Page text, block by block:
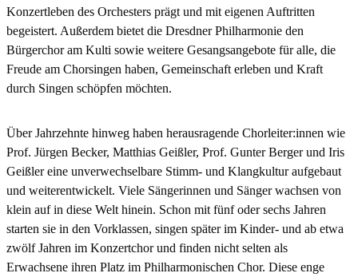
Konzertleben des Orchesters prägt und mit eigenen Auftritten
begeistert. Außerdem bietet die Dresdner Philharmonie den
Bürgerchor am Kulti sowie weitere Gesangsangebote für alle, die
Freude am Chorsingen haben, Gemeinschaft erleben und Kraft
durch Singen schöpfen möchten.
Über Jahrzehnte hinweg haben herausragende Chorleiter:innen wie
Prof. Jürgen Becker, Matthias Geißler, Prof. Gunter Berger und Iris
Geißler eine unverwechselbare Stimm- und Klangkultur aufgebaut
und weiterentwickelt. Viele Sängerinnen und Sänger wachsen von
klein auf in diese Welt hinein. Schon mit fünf oder sechs Jahren
starten sie in den Vorklassen, singen später im Kinder- und ab etwa
zwölf Jahren im Konzertchor und finden nicht selten als
Erwachsene ihren Platz im Philharmonischen Chor. Diese enge